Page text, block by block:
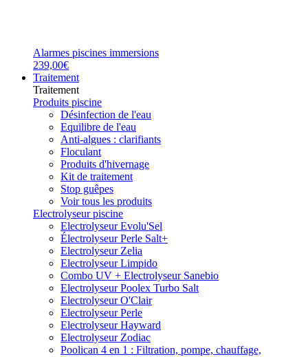
Alarmes piscines immersions
239,00€
Traitement
Traitement
Produits piscine
Désinfection de l'eau
Equilibre de l'eau
Anti-algues : clarifiants
Floculant
Produits d'hivernage
Kit de traitement
Stop guêpes
Voir tous les produits
Electrolyseur piscine
Electrolyseur Evolu'Sel
Électrolyseur Perle Salt+
Electrolyseur Zelia
Electrolyseur Limpido
Combo UV + Electrolyseur Sanebio
Electrolyseur Poolex Turbo Salt
Electrolyseur O'Clair
Electrolyseur Perle
Electrolyseur Hayward
Electrolyseur Zodiac
Poolican 4 en 1 : Filtration, pompe, chauffage,